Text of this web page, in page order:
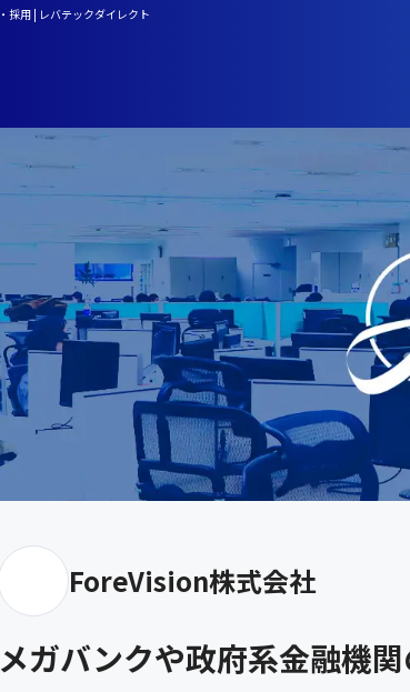
採用 | レバテックダイレクト
ForeVision株式会社
メガバンクや政府系金融機